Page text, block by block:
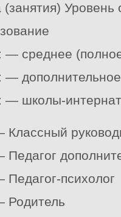
(занятия)
— среднее
—
— школы-
психолог
Родитель